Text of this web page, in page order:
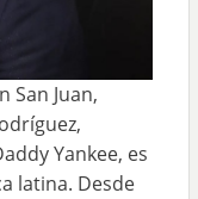
San Juan,
Yankee, es
latina. Desde